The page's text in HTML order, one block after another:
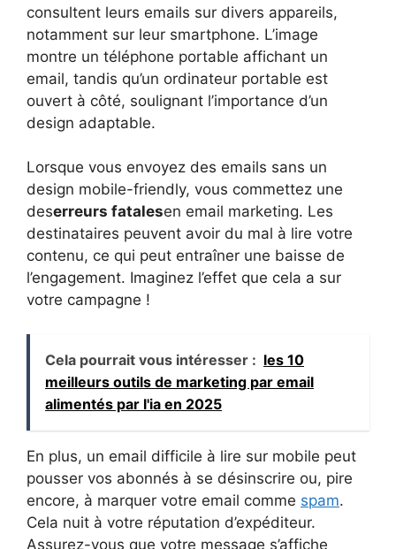
consultent leurs emails sur divers appareils,
notamment sur leur smartphone. L’image
montre un téléphone portable affichant un
email, tandis qu’un ordinateur portable est
ouvert à côté, soulignant l’importance d’un
design adaptable.
Lorsque vous envoyez des emails sans un
design mobile-friendly, vous commettez une
deserreurs fatalesen email marketing. Les
destinataires peuvent avoir du mal à lire votre
contenu, ce qui peut entraîner une baisse de
l’engagement. Imaginez l’effet que cela a sur
votre campagne !
Cela pourrait vous intéresser : les 10
meilleurs outils de marketing par email
alimentés par l'ia en 2025
En plus, un email difficile à lire sur mobile peut
pousser vos abonnés à se désinscrire ou, pire
encore, à marquer votre email comme spam.
Cela nuit à votre réputation d’expéditeur.
Assurez-vous que votre message s’affiche